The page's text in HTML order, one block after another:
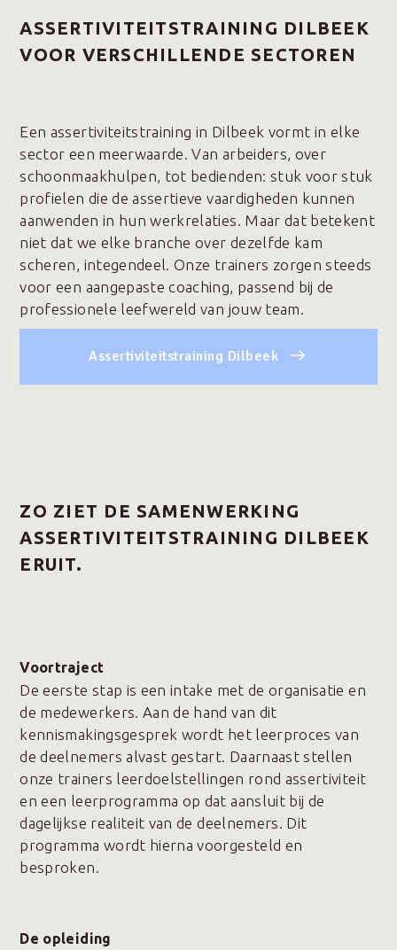
ASSERTIVITEITSTRAINING DILBEEK
VOOR VERSCHILLENDE SECTOREN
Een assertiviteitstraining in Dilbeek vormt in elke
sector een meerwaarde. Van arbeiders, over
schoonmaakhulpen, tot bedienden: stuk voor stuk
profielen die de assertieve vaardigheden kunnen
aanwenden in hun werkrelaties. Maar dat betekent
niet dat we elke branche over dezelfde kam
scheren, integendeel. Onze trainers zorgen steeds
voor een aangepaste coaching, passend bij de
professionele leefwereld van jouw team.
Assertiviteitstraining Dilbeek
ZO ZIET DE SAMENWERKING
ASSERTIVITEITSTRAINING DILBEEK
ERUIT.
Voortraject
De eerste stap is een intake met de organisatie en
de medewerkers. Aan de hand van dit
kennismakingsgesprek wordt het leerproces van
de deelnemers alvast gestart. Daarnaast stellen
onze trainers leerdoelstellingen rond assertiviteit
en een leerprogramma op dat aansluit bij de
dagelijkse realiteit van de deelnemers. Dit
programma wordt hierna voorgesteld en
besproken.
De opleiding